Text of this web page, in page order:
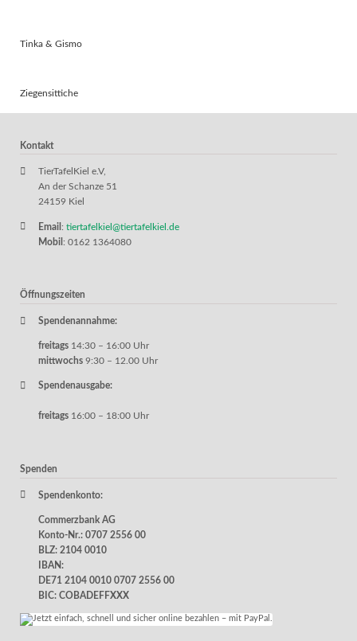
Tinka & Gismo
Ziegensittiche
Kontakt
TierTafelKiel e.V,
An der Schanze 51
24159 Kiel
Email : tiertafelkiel@tiertafelkiel.de
Mobil : 0162 1364080
Öffnungszeiten
Spendenannahme:
freitags 14:30 – 16:00 Uhr
mittwochs 9:30 – 12.00 Uhr
Spendenausgabe:
freitags 16:00 – 18:00 Uhr
Spenden
Spendenkonto:
Commerzbank AG
Konto-Nr.: 0707 2556 00
BLZ: 2104 0010
IBAN:
DE71 2104 0010 0707 2556 00
BIC: COBADEFFXXX